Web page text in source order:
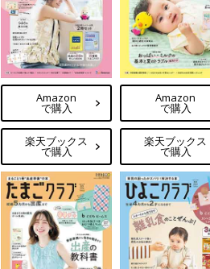
Amazon
で購入
楽天ブックス
で購入
Amazon
で購入
楽天ブックス
で購入